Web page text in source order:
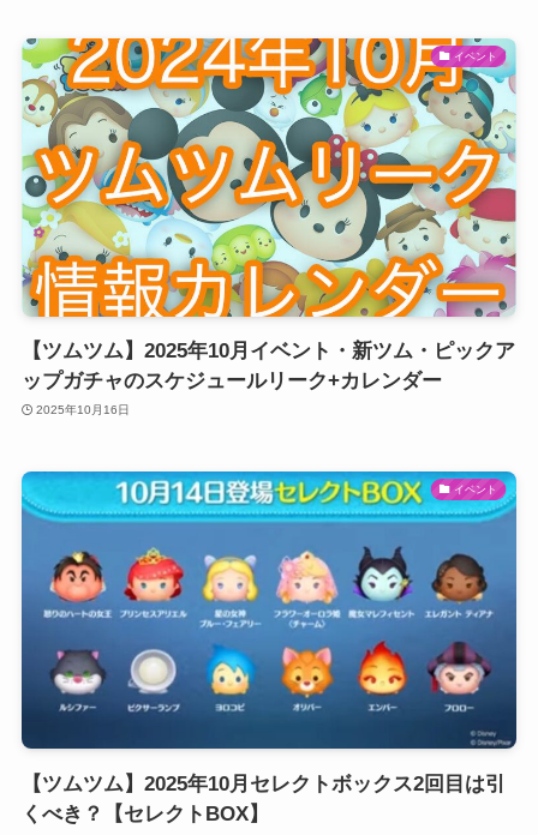
イベント
【ツムツム】2025年10月イベント・新ツム・ピックア
ップガチャのスケジュールリーク+カレンダー
2025年10月16日
イベント
【ツムツム】2025年10月セレクトボックス2回目は引
くべき？【セレクトBOX】